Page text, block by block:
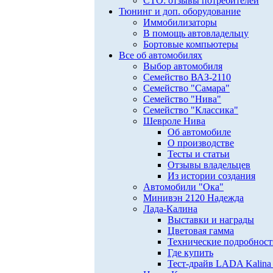
Тюнинг и доп. оборудование
Иммобилизаторы
В помощь автовладельцу
Бортовые компьютеры
Все об автомобилях
Выбор автомобиля
Семейство ВАЗ-2110
Семейство "Самара"
Семейство "Нива"
Семейство "Классика"
Шевроле Нива
Об автомобиле
О производстве
Тесты и статьи
Отзывы владельцев
Из истории создания
Автомобили "Ока"
Минивэн 2120 Надежда
Лада-Калина
Выставки и награды
Цветовая гамма
Технические
Где купить
Тест-драйв LADA Kalina